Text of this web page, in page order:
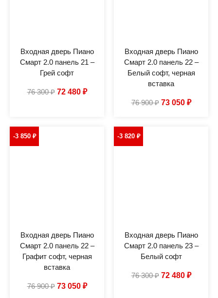
Входная дверь Пиано
Смарт 2.0 панель 21 –
Грей софт
76 300₽ 72 480 ₽
Входная дверь Пиано
Смарт 2.0 панель 22 –
Белый софт, черная
вставка
76 900₽ 73 050 ₽
-3 850 ₽
Входная дверь Пиано
Смарт 2.0 панель 22 –
Графит софт, черная
вставка
76 900₽ 73 050 ₽
-3 820 ₽
Входная дверь Пиано
Смарт 2.0 панель 23 –
Белый софт
76 300₽ 72 480 ₽